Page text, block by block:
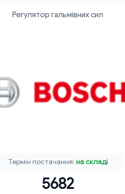
Регулятор гальмівних сил
Термін постачання: на складі
5682